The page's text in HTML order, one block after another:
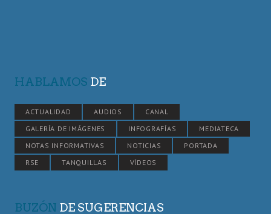
HABLAMOS DE
ACTUALIDAD AUDIOS
CANAL
GALERÍA DE IMÁGENES
INFOGRAFÍAS
MEDIATECA
NOTAS INFORMATIVAS
NOTICIAS
PORTADA
RSE
TANQUILLAS VÍDEOS
BUZÓN DE SUGERENCIAS